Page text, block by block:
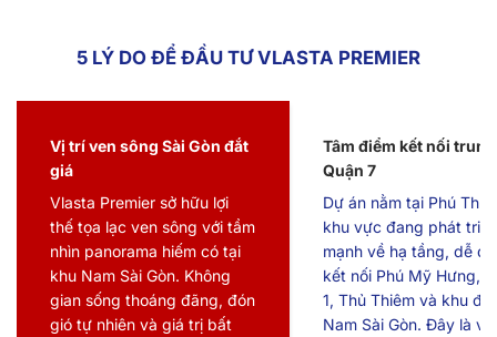
5 LÝ DO ĐỂ ĐẦU TƯ VLASTA PREMIER
Vị trí ven sông Sài Gòn đắt
giá
Vlasta Premier sở hữu lợi
thế tọa lạc ven sông với tầm
nhìn panorama hiếm có tại
khu Nam Sài Gòn. Không
gian sống thoáng đãng, đón
gió tự nhiên và giá trị bất
Tâm điểm kết nối
Quận 7
Dự án nằm tại Phú
khu vực đang phát triển
mạnh về hạ tầng, dễ
kết nối Phú Mỹ Hưng,
1, Thủ Thiêm và khu đô
Nam Sài Gòn. Đây là vị